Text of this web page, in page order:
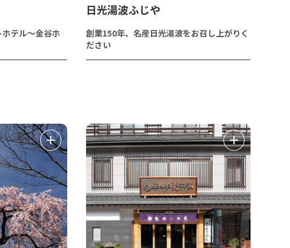
テル～金谷ホ
日光湯波ふじや
創業150年、名産日光湯波をお召し上がりく
ださい